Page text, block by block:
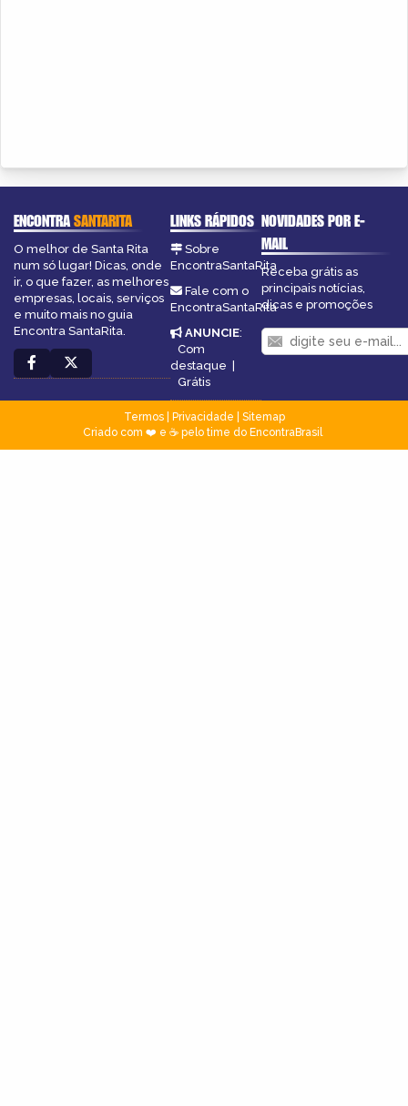
ENCONTRASANTARITA
O melhor de Santa Rita
num só lugar! Dicas, onde
ir, o que fazer, as melhores
empresas, locais, serviços
e muito mais no guia
Encontra SantaRita.
LINKS RÁPIDOS
Sobre
EncontraSantaRita
Fale com o
EncontraSantaRita
ANUNCIE:
Com
destaque
Grátis
NOVIDADES POR E-
MAIL
Receba grátis as
principais notícias,
dicas e promoções
Termos| Privacidade
Sitemap
Criado com ❤️ e ☕ pelo time do EncontraBrasil